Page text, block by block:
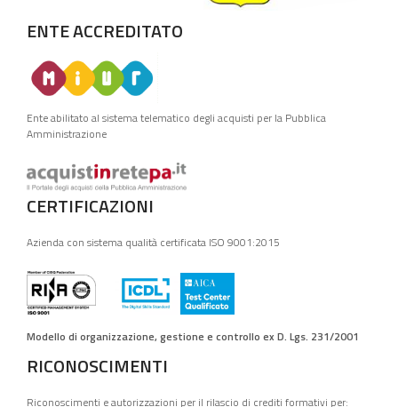
ENTE ACCREDITATO
Ente abilitato al sistema telematico degli acquisti per la Pubblica
Amministrazione
CERTIFICAZIONI
Azienda con sistema qualità certificata ISO 9001:2015
Modello di organizzazione, gestione e controllo ex D. Lgs. 231/2001
RICONOSCIMENTI
Riconoscimenti e autorizzazioni per il rilascio di crediti formativi per: